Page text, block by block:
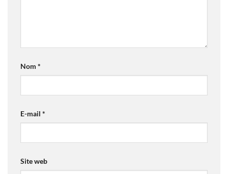
Nom *
E-mail *
Site web